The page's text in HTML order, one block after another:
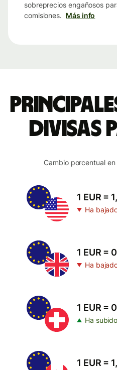
sobreprecios engañosos
comisiones. Más info
divisas
Cambio porcentual
1 EUR =
Ha
1 EUR =
Ha
1 EUR =
Ha
1 EUR =